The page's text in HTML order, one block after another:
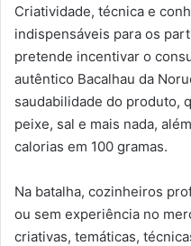
Criatividade, técnica e
indispensáveis para os
pretende incentivar o
autêntico Bacalhau da
saudabilidade do produto,
peixe, sal e mais nada,
calorias em 100 gramas.
Na batalha, cozinheiros
ou sem experiência no
criativas, temáticas,